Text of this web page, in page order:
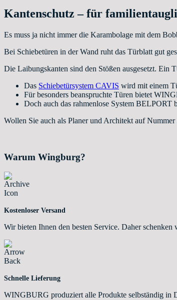
Kantenschutz – für
Es muss ja nicht immer die Karambolage mit dem
Bei Schiebetüren in der Wand ruht das Türblatt gut
Die Laibungskanten sind den Stößen ausgesetzt. Ein
Das Schiebetürsystem CAVIS wird mit einem
Für besonders beanspruchte Türen bietet
Doch auch das rahmenlose System BELPORT
Wollen Sie auch als Planer und Architekt auf
Warum Wingburg?
Kostenloser Versand
Wir bieten Ihnen den besten Service. Daher
Schnelle Lieferung
WINGBURG produziert alle Produkte selbständig in